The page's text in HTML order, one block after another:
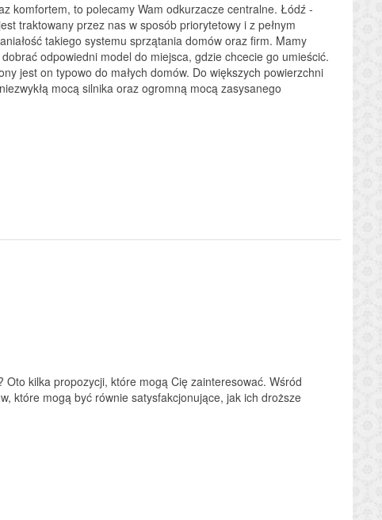
komfortem, to polecamy Wam odkurzacze centralne. Łódź -
traktowany przez nas w sposób priorytetowy i z pełnym
takiego systemu sprzątania domów oraz firm. Mamy
odpowiedni model do miejsca, gdzie chcecie go umieścić.
jest on typowo do małych domów. Do większych powierzchni
mocą silnika oraz ogromną mocą zasysanego
kilka propozycji, które mogą Cię zainteresować. Wśród
które mogą być równie satysfakcjonujące, jak ich droższe